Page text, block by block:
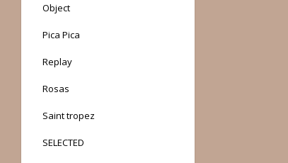
Object
Pica Pica
Replay
Rosas
Saint tropez
SELECTED